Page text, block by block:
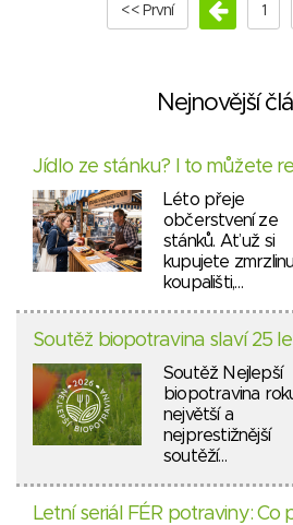
<< První 1
Nejnovější
Jídlo ze stánku? I to můžete
Léto přeje
občerstvení ze
stánků. Ať už si
kupujete
koupališti,…
Soutěž biopotravina slaví 25
Soutěž Nejlepší
biopotravina
největší a
nejprestižnější
soutěží…
Letní seriál FÉR potraviny: Co